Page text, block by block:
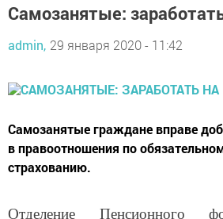
Самозанятые:
admin, 29 января 2020 - 11:42
Самозанятые граждане вправе
в правоотношения по
страхованию.
Отделение Пенсионного